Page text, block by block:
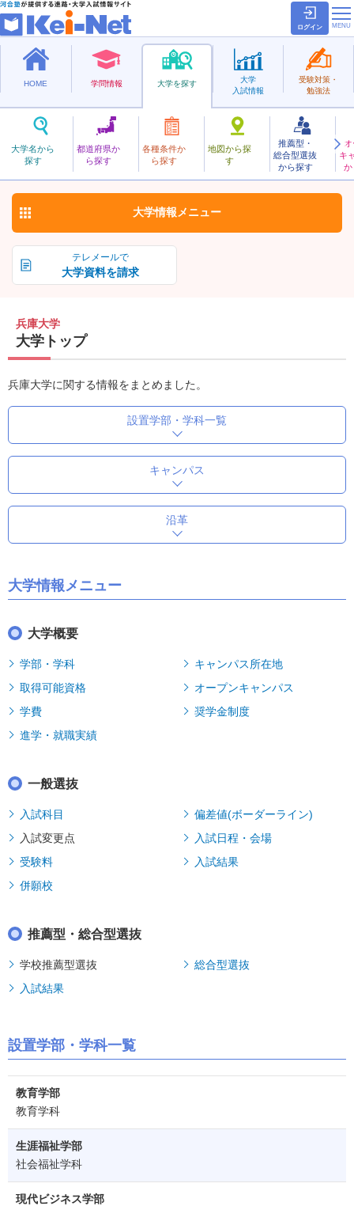
ログイン
HOME 学問情報 大学を探す
大学名から
探す
都道府県か
ら探す
各種条件か
ら探す
地図から探
す
推薦型・
総合型選抜
から探す
キ
か
大学
入試情報
受験対策・
勉強法
私立
ひょうご
兵庫大学 お気に入り
テレメールで
大学資料を請求
大学情報 メニュー
兵庫大学
大学トップ
兵庫大学に関する情報をまとめました。
設置学部・学科一覧
キャンパス
沿革
大学情報メニュー
大学概要
学部・学科
キャンパス所在地
取得可能資格
オープンキャンパス
学費
奨学金制度
進学・就職実績
一般選抜
入試科目
偏差値(ボーダーライン)
入試変更点
入試日程・会場
受験料
入試結果
併願校
推薦型・総合型選抜
学校推薦型選抜
総合型選抜
入試結果
設置学部・学科一覧
教育学部
教育学科
生涯福祉学部
社会福祉学科
現代ビジネス学部